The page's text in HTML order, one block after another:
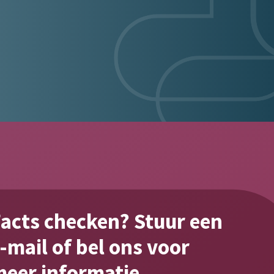
fact #3
Ons totale assortiment
geneesmidddelen.
checken? Stuur een
mail of bel ons voor